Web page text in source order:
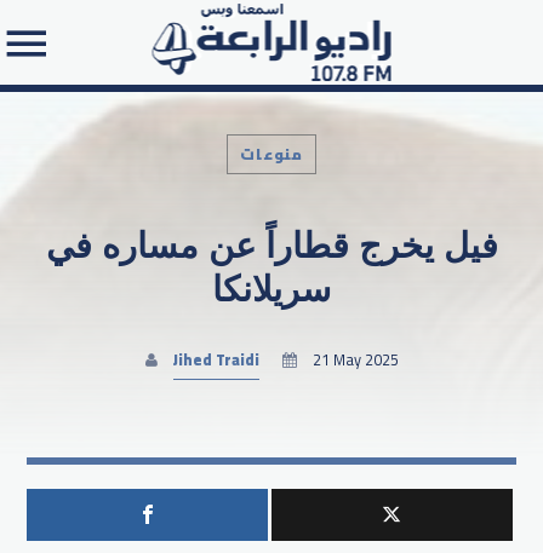
Search in the website:
منوعات
فيل يخرج قطاراً عن مساره في
سريلانكا
Jihed Traidi 21 May 2025